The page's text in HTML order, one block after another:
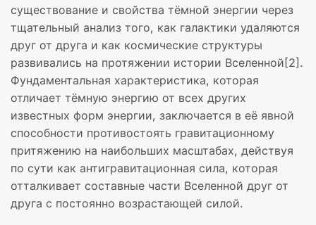
существование и свойства тёмной энергии через
тщательный анализ того, как галактики удаляются
друг от друга и как космические структуры
развивались на протяжении истории Вселенной[2].
Фундаментальная характеристика, которая
отличает тёмную энергию от всех других
известных форм энергии, заключается в её явной
способности противостоять гравитационному
притяжению на наибольших масштабах, действуя
по сути как антигравитационная сила, которая
отталкивает составные части Вселенной друг от
друга с постоянно возрастающей силой.